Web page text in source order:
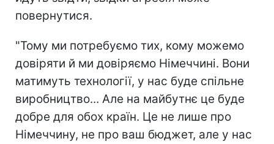
повернутися.
"Тому ми потребуємо тих, кому можемо
довіряти й ми довіряємо Німеччині. Вони
матимуть технології, у нас буде спільне
виробництво... Але на майбутнє це буде
добре для обох країн. Це не лише про
Німеччину, не про ваш бюджет, але у нас